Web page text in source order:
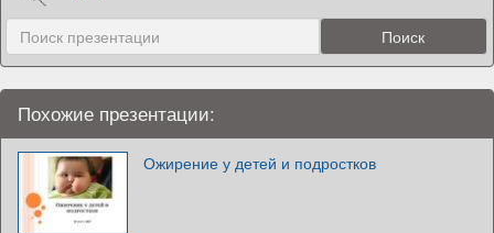
Похожие презентации:
Ожирение у детей и подростков